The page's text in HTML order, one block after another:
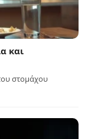
και
στομάχου